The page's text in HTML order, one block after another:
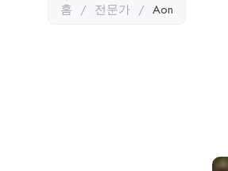
홈 / 전문가 / Aon